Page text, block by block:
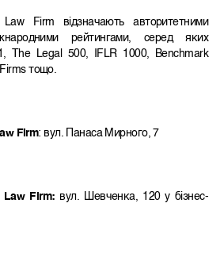
Law Firm відзначають авторитетними
рейтингами, серед яких
The Legal 500, IFLR 1000, Benchmark
тощо.
Firm: вул. Панаса Мирного, 7
Law Firm: вул. Шевченка, 120 у бізнес-